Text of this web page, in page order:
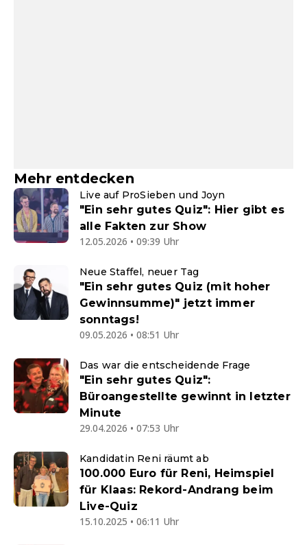
Mehr entdecken
Live auf ProSieben und Joyn
"Ein sehr gutes Quiz": Hier gibt es
alle Fakten zur Show
12.05.2026 • 09:39 Uhr
Neue Staffel, neuer Tag
"Ein sehr gutes Quiz (mit hoher
Gewinnsumme)" jetzt immer
sonntags!
09.05.2026 • 08:51 Uhr
Das war die entscheidende Frage
"Ein sehr gutes Quiz":
Büroangestellte gewinnt in letzter
Minute
29.04.2026 • 07:53 Uhr
Kandidatin Reni räumt ab
100.000 Euro für Reni, Heimspiel
für Klaas: Rekord-Andrang beim
Live-Quiz
15.10.2025 • 06:11 Uhr